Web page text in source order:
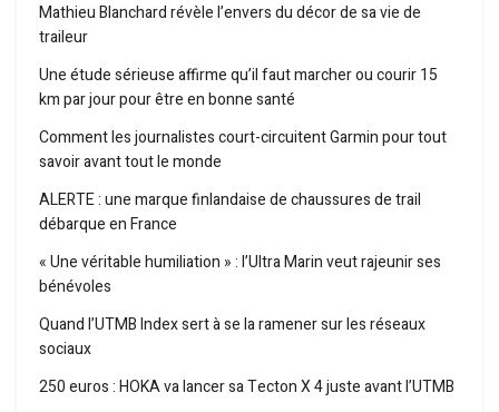
Mathieu Blanchard révèle l’envers du décor de sa vie de
traileur
Une étude sérieuse affirme qu’il faut marcher ou courir 15
km par jour pour être en bonne santé
Comment les journalistes court-circuitent Garmin pour tout
savoir avant tout le monde
ALERTE : une marque finlandaise de chaussures de trail
débarque en France
« Une véritable humiliation » : l’Ultra Marin veut rajeunir ses
bénévoles
Quand l’UTMB Index sert à se la ramener sur les réseaux
sociaux
250 euros : HOKA va lancer sa Tecton X 4 juste avant l’UTMB